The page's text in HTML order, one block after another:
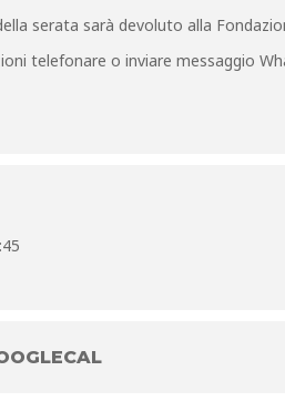
serata sarà devoluto alla
telefonare o inviare messaggio